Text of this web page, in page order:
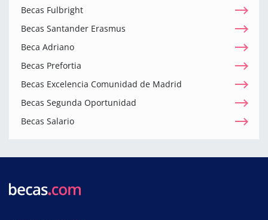
Becas Fulbright
Becas Santander Erasmus
Beca Adriano
Becas Prefortia
Becas Excelencia Comunidad de Madrid
Becas Segunda Oportunidad
Becas Salario